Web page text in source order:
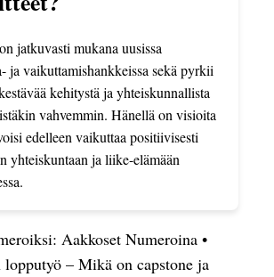
jatkuvasti mukana uusissa
ja vaikuttamishankkeissa sekä pyrkii
kehitystä ja yhteiskunnallista
vahvemmin. Hänellä on visioita
edelleen vaikuttaa positiivisesti
yhteiskuntaan ja liike-elämään
Aakkoset Numeroina •
– Mikä on capstone ja